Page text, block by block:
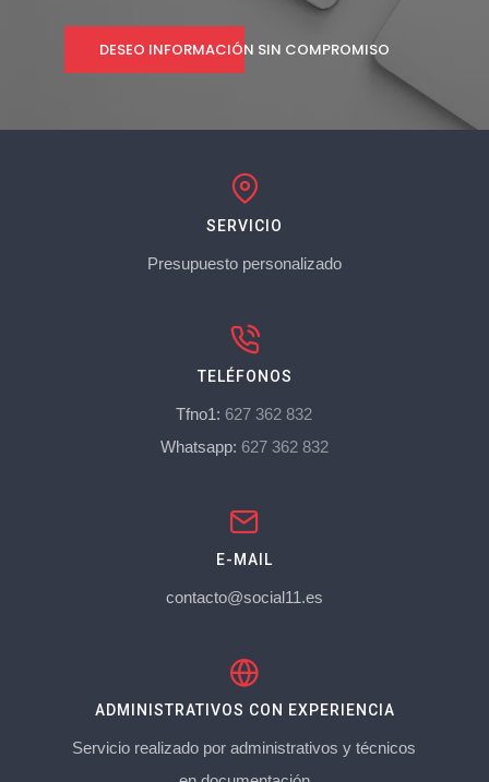
DESEO INFORMACIÓN SIN COMPROMISO
SERVICIO
Presupuesto personalizado
TELÉFONOS
Tfno1: 627 362 832
Whatsapp: 627 362 832
E-MAIL
contacto@social11.es
ADMINISTRATIVOS CON EXPERIENCIA
Servicio realizado por administrativos y técnicos